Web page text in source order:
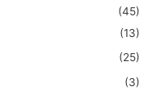
(45)
(13)
(25)
(3)